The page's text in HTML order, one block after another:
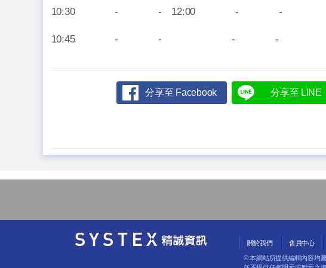
10:30 - - 12:00 - -
10:45 - - - -
分享至 Facebook 分享至 LINE
關於我們 會員中心
© 本網站所提供編輯內容均